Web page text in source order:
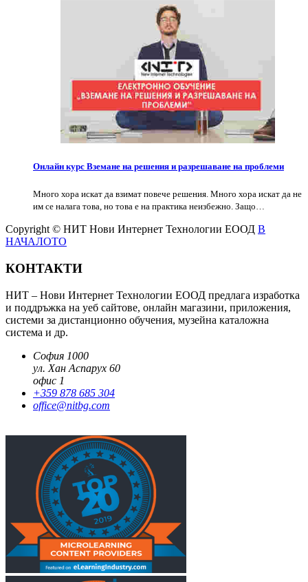
Онлайн курс Вземане на решения и разрешаване на проблеми
Много хора искат да взимат повече решения. Много хора искат да не
им се налага това, но това е на практика неизбежно. Защо…
Copyright © НИТ Нови Интернет Технологии ЕООД В
НАЧАЛОТО
КОНТАКТИ
НИТ – Нови Интернет Технологии ЕООД предлага изработка
и поддръжка на уеб сайтове, онлайн магазини, приложения,
системи за дистанционно обучения, музейна каталожна
система и др.
София 1000
ул. Хан Аспарух 60
офис 1
+359 878 685 304
office@nitbg.com